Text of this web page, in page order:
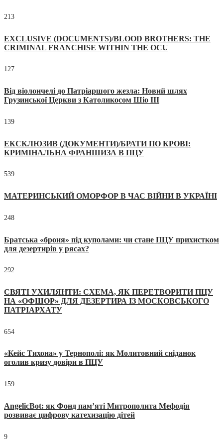
213
EXCLUSIVE (DOCUMENTS)/BLOOD BROTHERS: THE
CRIMINAL FRANCHISE WITHIN THE OCU
127
Від віолончелі до Патріаршого жезла: Новий шлях
Грузинської Церкви з Католикосом Шіо III
139
ЕКСКЛЮЗИВ (ДОКУМЕНТИ)/БРАТИ ПО КРОВІ:
КРИМІНАЛЬНА ФРАНШИЗА В ПЦУ
539
МАТЕРИНСЬКИЙ ОМОРФОР В ЧАС ВІЙНИ В УКРАЇНІ
248
Братська «броня» під куполами: чи стане ПЦУ прихистком
для дезертирів у рясах?
292
СВЯТІ УХИЛЯНТИ: СХЕМА, ЯК ПЕРЕТВОРИТИ ПЦУ
НА «ОФШОР» ДЛЯ ДЕЗЕРТИРА ІЗ МОСКОВСЬКОГО
ПАТРІАРХАТУ
654
«Кейс Тихона» у Тернополі: як Молитовний сніданок
оголив кризу довіри в ПЦУ
159
AngelicBot: як Фонд пам’яті Митрополита Мефодія
розвиває цифрову катехизацію дітей
9